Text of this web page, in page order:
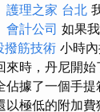
護理之家 台北
會計公司 如果
撥筋技術 小時
來時，丹尼開
據了一個手
以極低的附加費